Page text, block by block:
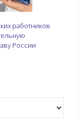
работников
России